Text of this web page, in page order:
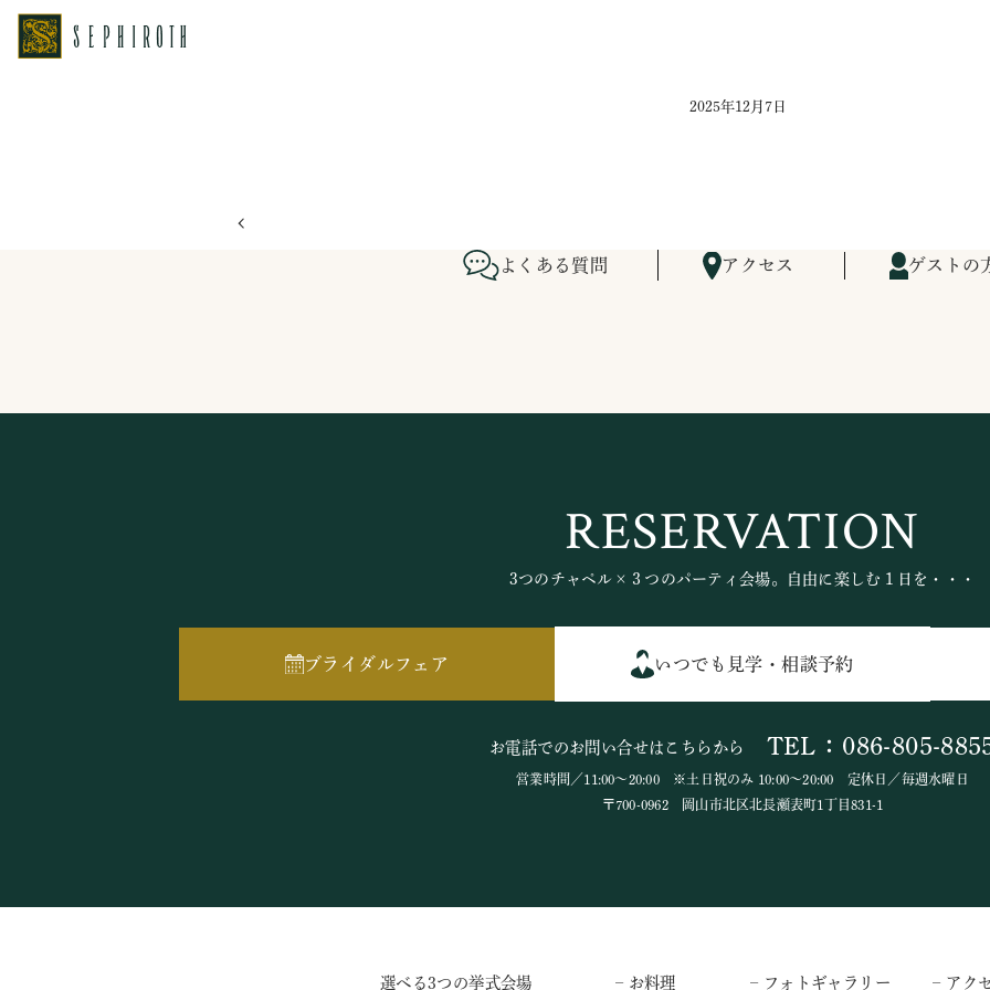
2025年12月7日
よくある質問 アクセス ゲストの
RESERVATION
3つのチャペル×３つのパーティ会場。自由に楽しむ１日を・・・
ブライダルフェア いつでも見学・相談予約
お電話でのお問い合せはこちらから TEL：086-805-
営業時間／11:00～20:00 ※土日祝のみ 10:00～20:00 定休日／毎週水曜日
〒700-0962 岡山市北区北長瀬表町1丁目831-1
選べる3つの挙式会場 – お料理 – フォトギャラリー – アク